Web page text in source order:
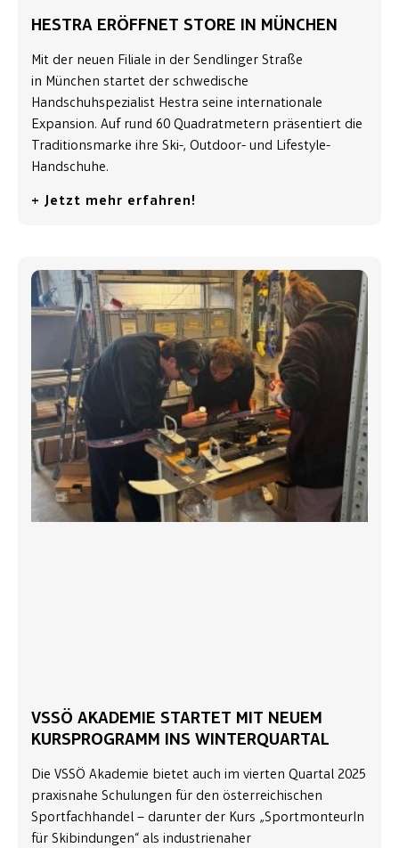
HESTRA ERÖFFNET STORE IN MÜNCHEN
Mit der neuen Filiale in der Sendlinger Straße
in München startet der schwedische
Handschuhspezialist Hestra seine internationale
Expansion. Auf rund 60 Quadratmetern präsentiert die
Traditionsmarke ihre Ski-, Outdoor- und Lifestyle-
Handschuhe.
+ Jetzt mehr erfahren!
VSSÖ AKADEMIE STARTET MIT NEUEM
KURSPROGRAMM INS WINTERQUARTAL
Die VSSÖ Akademie bietet auch im vierten Quartal 2025
praxisnahe Schulungen für den österreichischen
Sportfachhandel – darunter der Kurs „SportmonteurIn
für Skibindungen“ als industrienaher